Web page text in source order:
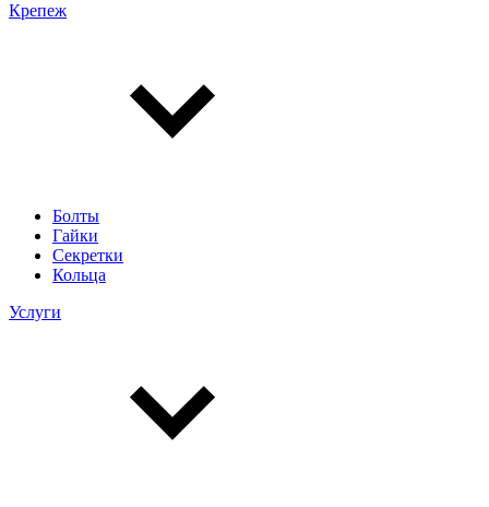
Крепеж
Болты
Гайки
Секретки
Кольца
Услуги